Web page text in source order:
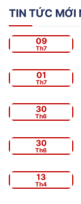
TIN TỨC MỚI
09
Th7
01
Th7
30
Th6
30
Th6
13
Th4